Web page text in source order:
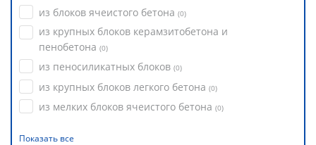
из блоков ячеистого бетона (0)
из крупных блоков керамзитобетона и
пенобетона (0)
из пеносиликатных блоков (0)
из крупных блоков легкого бетона (0)
из мелких блоков ячеистого бетона (0)
Показать все